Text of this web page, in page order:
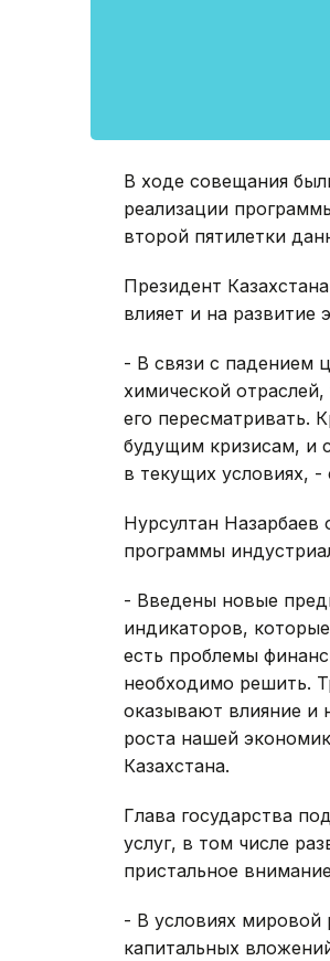
В ходе совещания
реализации
второй пятилетки
Президент
влияет и на
- В связи с падением
химической
его пересматривать.
будущим кризисам, и
в текущих условиях, -
Нурсултан
программы
- Введены новые
индикаторов,
есть проблемы
необходимо решить.
оказывают влияние и
роста нашей
Казахстана.
Глава государства
услуг, в том числе
пристальное
- В условиях мировой
капитальных